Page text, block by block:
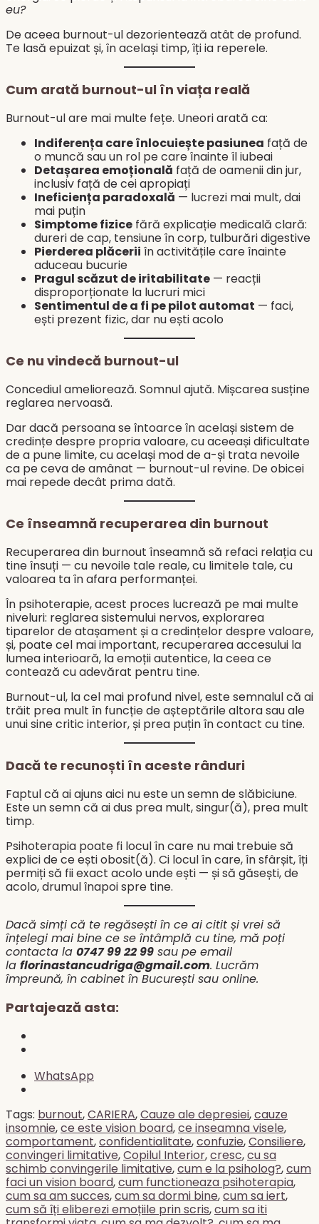
eu?
De aceea burnout-ul dezorientează atât de profund.
Te lasă epuizat și, în același timp, îți ia reperele.
Cum arată burnout-ul în viața reală
Burnout-ul are mai multe fețe. Uneori arată ca:
Indiferența care înlocuiește pasiunea față de
o muncă sau un rol pe care înainte îl iubeai
Detașarea emoțională față de oamenii din jur,
inclusiv față de cei apropiați
Ineficiența paradoxală — lucrezi mai mult, dai
mai puțin
Simptome fizice fără explicație medicală clară:
dureri de cap, tensiune în corp, tulburări digestive
Pierderea plăcerii în activitățile care înainte
aduceau bucurie
Pragul scăzut de iritabilitate — reacții
disproporționate la lucruri mici
Sentimentul de a fi pe pilot automat — faci,
ești prezent fizic, dar nu ești acolo
Ce nu vindecă burnout-ul
Concediul ameliorează. Somnul ajută. Mișcarea susține
reglarea nervoasă.
Dar dacă persoana se întoarce în același sistem de
credințe despre propria valoare, cu aceeași dificultate
de a pune limite, cu același mod de a-și trata nevoile
ca pe ceva de amânat — burnout-ul revine. De obicei
mai repede decât prima dată.
Ce înseamnă recuperarea din burnout
Recuperarea din burnout înseamnă să refaci relația cu
tine însuți — cu nevoile tale reale, cu limitele tale, cu
valoarea ta în afara performanței.
În psihoterapie, acest proces lucrează pe mai multe
niveluri: reglarea sistemului nervos, explorarea
tiparelor de atașament și a credințelor despre valoare,
și, poate cel mai important, recuperarea accesului la
lumea interioară, la emoții autentice, la ceea ce
contează cu adevărat pentru tine.
Burnout-ul, la cel mai profund nivel, este semnalul că ai
trăit prea mult în funcție de așteptările altora sau ale
unui sine critic interior, și prea puțin în contact cu tine.
Dacă te recunoști în aceste rânduri
Faptul că ai ajuns aici nu este un semn de slăbiciune.
Este un semn că ai dus prea mult, singur(ă), prea mult
timp.
Psihoterapia poate fi locul în care nu mai trebuie să
explici de ce ești obosit(ă). Ci locul în care, în sfârșit, îți
permiți să fii exact acolo unde ești — și să găsești, de
acolo, drumul înapoi spre tine.
Dacă simți că te regăsești în ce ai citit și vrei să
înțelegi mai bine ce se întâmplă cu tine, mă poți
contacta la 0747 99 22 99 sau pe email
la florinastancudriga@gmail.com. Lucrăm
împreună, în cabinet în București sau online.
Partajează asta:
WhatsApp
Tags: burnout,CARIERA,Cauze ale depresiei,cauze
insomnie,ce este vision board,ce inseamna visele,
comportament,confidentialitate,confuzie,Consiliere,
convingeri limitative,Copilul Interior,cresc,cu sa
schimb convingerile limitative,cum e la psiholog?,cum
faci un vision board,cum functioneaza psihoterapia,
cum sa am succes,cum sa dormi bine,cum sa iert,
cum să îți eliberezi emoțiile prin scris,cum sa iti